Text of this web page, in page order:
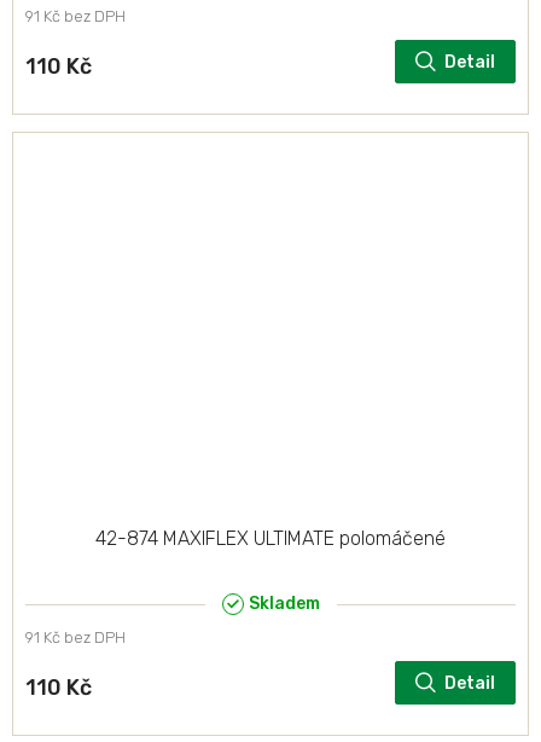
91 Kč bez DPH
110 Kč Detail
42-874 MAXIFLEX ULTIMATE polomáčené
Skladem
91 Kč bez DPH
110 Kč Detail